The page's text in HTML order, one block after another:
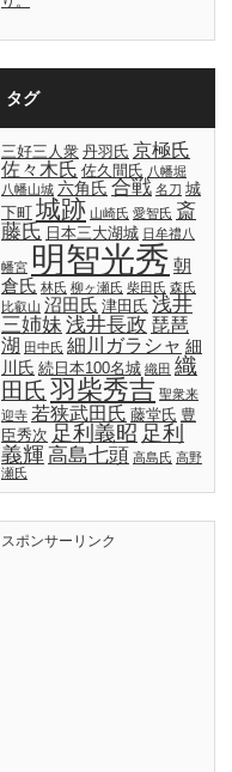
タグ
三好三人衆 丹羽氏 京極氏
佐々木氏 佐久間氏 八幡堀
八幡山城 六角氏 合戦 名刀 城
下町 城跡 山崎氏 愛智氏 斎
藤氏 日本三大湖城 日牟禮八
幡宮 明智光秀 朝
倉氏 林氏 柳ヶ瀬氏 柴田氏 森氏
比叡山 沼田氏 津田氏 浅井
三姉妹 浅井長政 琵琶
湖 田中氏 細川ガラシャ 細
川氏 続日本100名城 織田 織
田氏 羽柴秀吉 聖衆来
迎寺 若狭武田氏 藤堂氏 豊
臣秀次 足利義昭 足利
義輝高島七頭 高島氏 高野
瀬氏
スポンサーリンク